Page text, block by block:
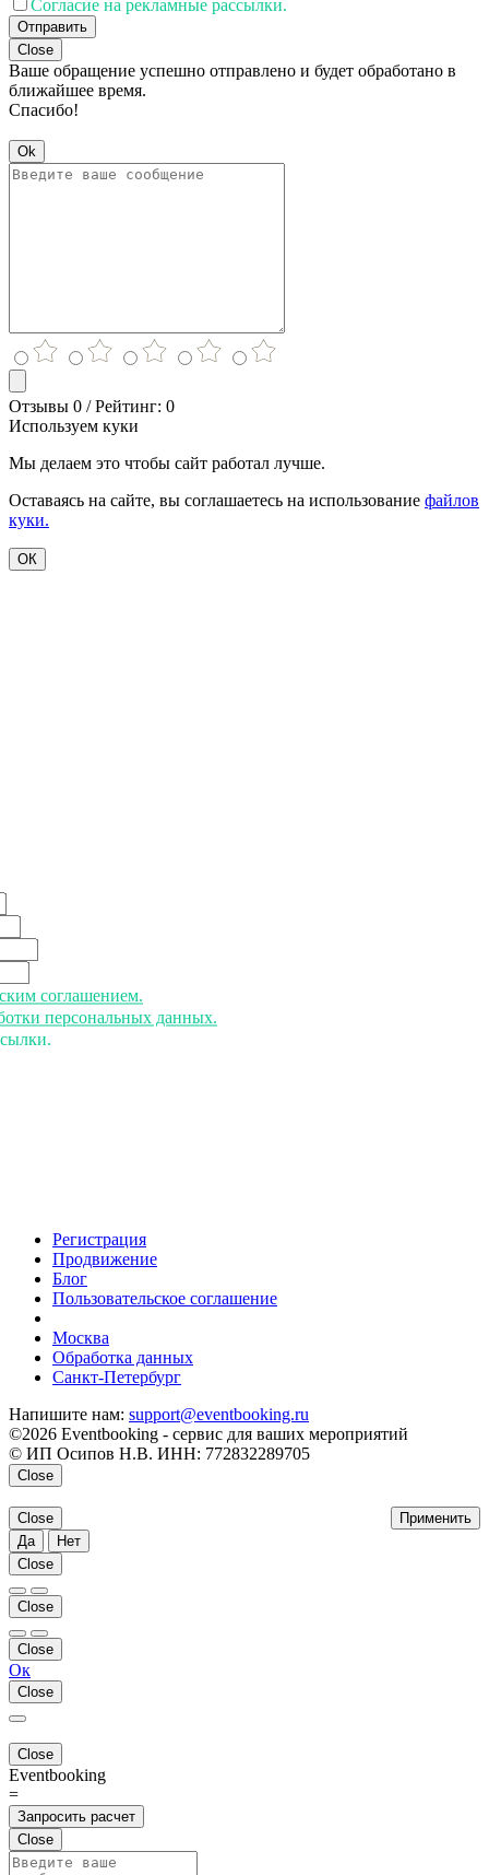
Согласие на рекламные рассылки.
Отправить
Close
Ваше обращение успешно отправлено и будет обработано в
ближайшее время.
Спасибо!
Ok
Отзывы 0 / Рейтинг: 0
Используем куки
Мы делаем это чтобы сайт работал лучше.
Оставаясь на сайте, вы соглашаетесь на использование файлов
куки.
ОК
соглашением.
персональных данных.
Регистрация
Продвижение
Блог
Пользовательское соглашение
Москва
Обработка данных
Санкт-Петербург
Напишите нам: support@eventbooking.ru
©2026 Eventbooking - сервис для ваших мероприятий
© ИП Осипов Н.В. ИНН: 772832289705
Close
Применить
Close
Да
Нет
Close
Close
Close
Ок
Close
Close
Eventbooking
=
Запросить расчет
Close